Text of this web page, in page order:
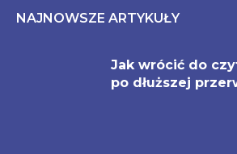
NAJNOWSZE ARTYKUŁY
Jak wrócić do
po dłuższej